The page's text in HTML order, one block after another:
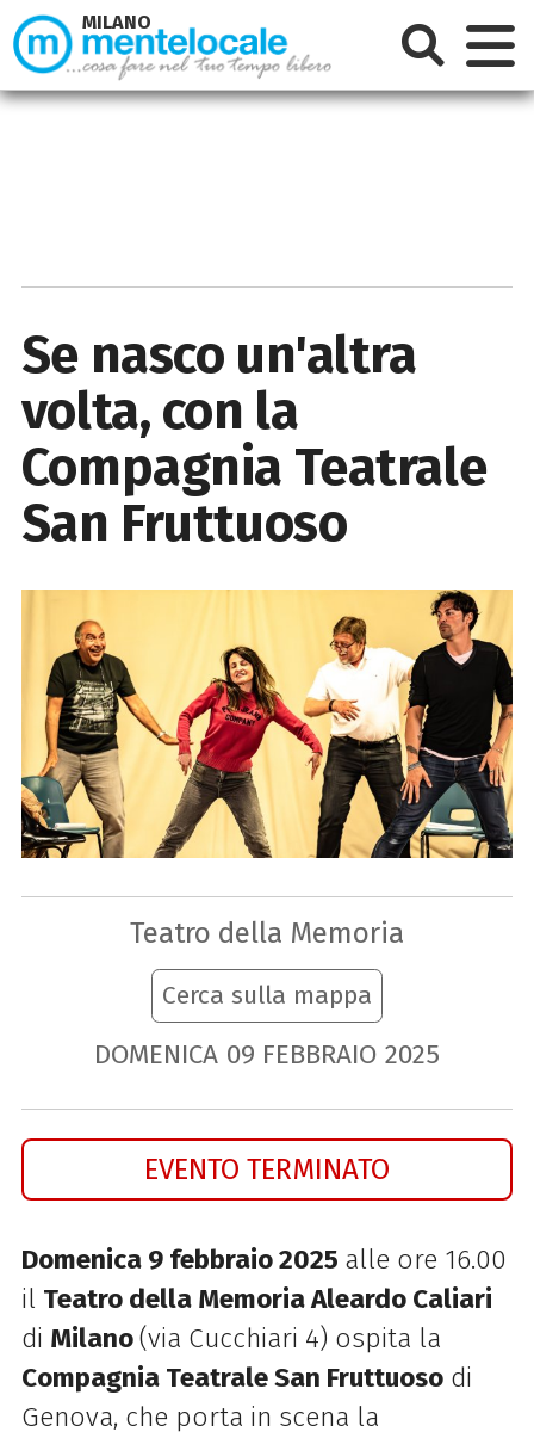
Se nasco un'altra
volta, con la
Compagnia Teatrale
San Fruttuoso
Teatro della Memoria
Cerca sulla mappa
DOMENICA 09 FEBBRAIO 2025
EVENTO TERMINATO
Domenica 9 febbraio 2025 alle ore 16.00
il Teatro della Memoria Aleardo Caliari
di Milano(via Cucchiari 4) ospita la
Compagnia Teatrale San Fruttuosodi
Genova, che porta in scena la
MILANO